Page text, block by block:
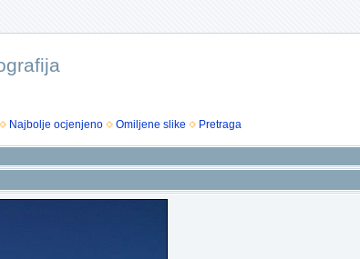
Najbolje ocjenjeno Omiljene slike Pretraga